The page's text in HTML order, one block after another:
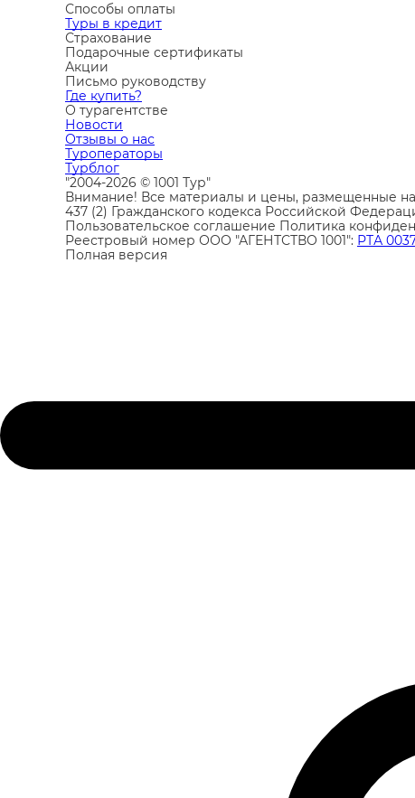
Способы оплаты
Туры в кредит
Страхование
Подарочные сертификаты
Акции
Письмо руководству
Где купить?
О турагентстве
Новости
Отзывы о нас
Туроператоры
Турблог
"2004-2026 © 1001 Тур"
Внимание! Все материалы и цены, размещенные
437 (2) Гражданского кодекса Российской
Пользовательское соглашение Политика
Реестровый номер ООО "АГЕНТСТВО 1001": РТА
Полная версия